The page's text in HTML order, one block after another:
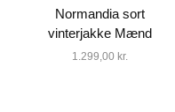
Normandia sort
vinterjakke Mænd
1.299,00 kr.